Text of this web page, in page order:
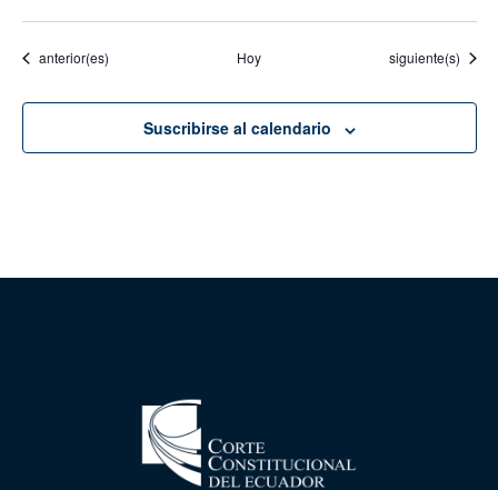
Eventos
anterior(es) Hoy Eventos
siguiente(s)
Suscribirse al calendario